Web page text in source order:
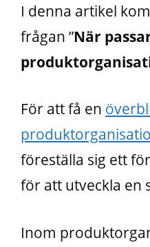
I denna artikel
frågan ”När
För att få en
föreställa sig ett
för att utveckla en
Inom